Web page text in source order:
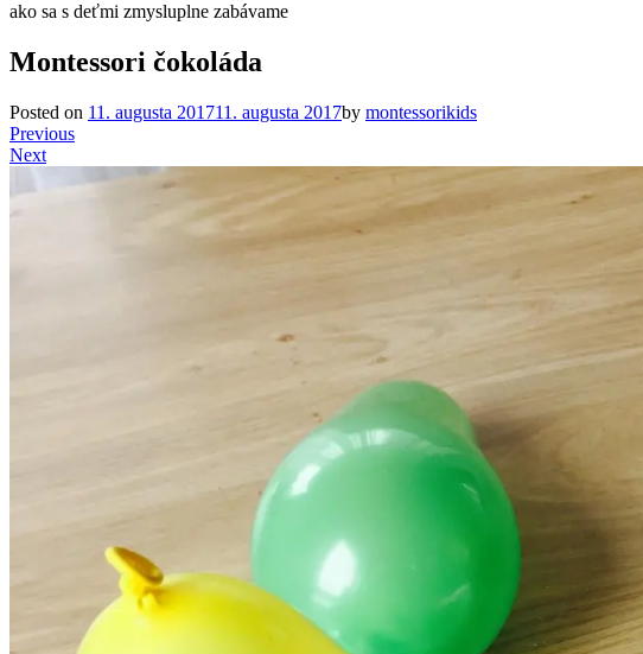
ako sa s deťmi zmysluplne zabávame
Montessori čokoláda
Posted on 11. augusta 201711. augusta 2017by montessorikids
Previous
Next